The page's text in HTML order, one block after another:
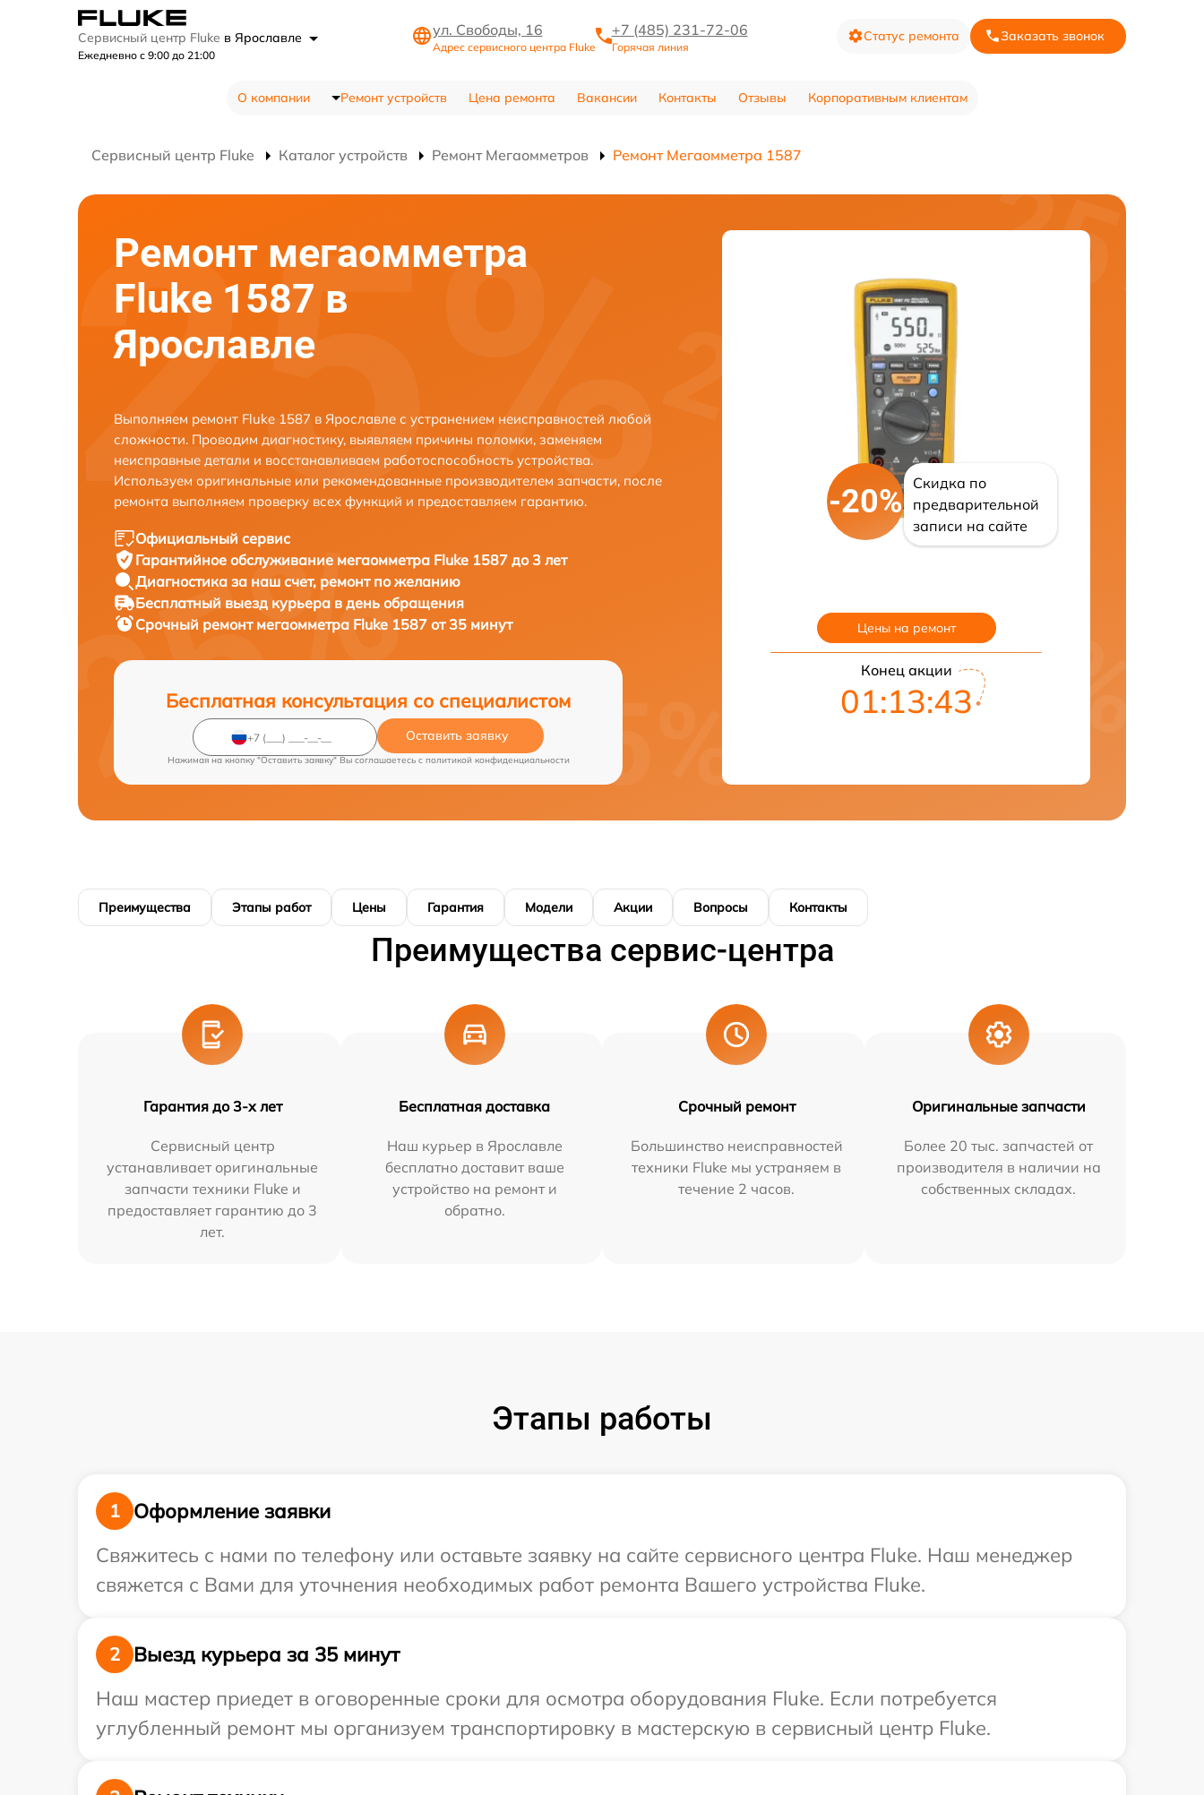
Сервисный центр Fluke в Ярославле
Ежедневно с 9:00 до 21:00
ул. Свободы, 16
Адрес сервисного центра Fluke
+7 (485) 231-72-06
Горячая линия
Статус ремонта Заказать звонок
О компании Ремонт устройств Цена ремонта Вакансии Контакты Отзывы Корпоративным клиентам
Сервисный центр Fluke Каталог устройств Ремонт Мегаомметров Ремонт Мегаомметра 1587
Ремонт мегаомметра
Fluke 1587 в
Ярославле
Выполняем ремонт Fluke 1587 в Ярославле с устранением неисправностей любой
сложности. Проводим диагностику, выявляем причины поломки, заменяем
неисправные детали и восстанавливаем работоспособность устройства.
Используем оригинальные или рекомендованные производителем запчасти, после
ремонта выполняем проверку всех функций и предоставляем гарантию.
Официальный сервис
Гарантийное обслуживание мегаомметра Fluke 1587 до 3 лет
Диагностика за наш счет, ремонт по желанию
Бесплатный выезд курьера в день обращения
Срочный ремонт мегаомметра Fluke 1587 от 35 минут
Бесплатная консультация со специалистом
Оставить заявку
Нажимая на кнопку "Оставить заявку" Вы соглашаетесь c политикой конфиденциальности
-20%
Скидка по
предварительной
записи на сайте
Цены на ремонт
Конец акции
01:13:42
Преимущества Этапы работ Цены Гарантия Модели Акции Вопросы Контакты
Преимущества сервис-центра
Гарантия до 3-х лет
Сервисный центр
устанавливает оригинальные
запчасти техники Fluke и
предоставляет гарантию до 3
лет.
Бесплатная доставка
Наш курьер в Ярославле
бесплатно доставит ваше
устройство на ремонт и
обратно.
Срочный ремонт
Большинство неисправностей
техники Fluke мы устраняем в
течение 2 часов.
Оригинальные запчасти
Более 20 тыс. запчастей от
производителя в наличии на
собственных складах.
Этапы работы
1
Оформление заявки
Свяжитесь с нами по телефону или оставьте заявку на сайте сервисного центра Fluke. Наш менеджер
свяжется с Вами для уточнения необходимых работ ремонта Вашего устройства Fluke.
2
Выезд курьера за 35 минут
Наш мастер приедет в оговоренные сроки для осмотра оборудования Fluke. Если потребуется
углубленный ремонт мы организуем транспортировку в мастерскую в сервисный центр Fluke.